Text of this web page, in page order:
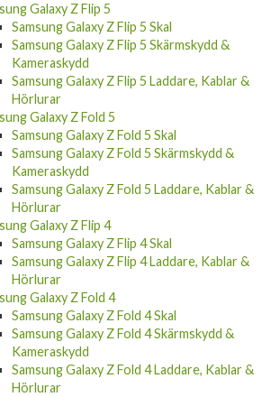
Galaxy Z Flip 5
Samsung Galaxy Z Flip 5 Skal
Samsung Galaxy Z Flip 5 Skärmskydd &
Kameraskydd
Samsung Galaxy Z Flip 5 Laddare, Kablar &
Hörlurar
Galaxy Z Fold 5
Samsung Galaxy Z Fold 5 Skal
Samsung Galaxy Z Fold 5 Skärmskydd &
Kameraskydd
Samsung Galaxy Z Fold 5 Laddare, Kablar &
Hörlurar
Galaxy Z Flip 4
Samsung Galaxy Z Flip 4 Skal
Samsung Galaxy Z Flip 4 Laddare, Kablar &
Hörlurar
Galaxy Z Fold 4
Samsung Galaxy Z Fold 4 Skal
Samsung Galaxy Z Fold 4 Skärmskydd &
Kameraskydd
Samsung Galaxy Z Fold 4 Laddare, Kablar &
Hörlurar